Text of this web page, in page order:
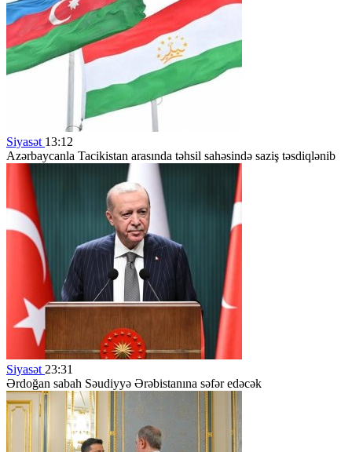
Siyasət 13:12
Azərbaycanla Tacikistan arasında təhsil sahəsində saziş təsdiqlənib
Siyasət 23:31
Ərdoğan sabah Səudiyyə Ərəbistanına səfər edəcək